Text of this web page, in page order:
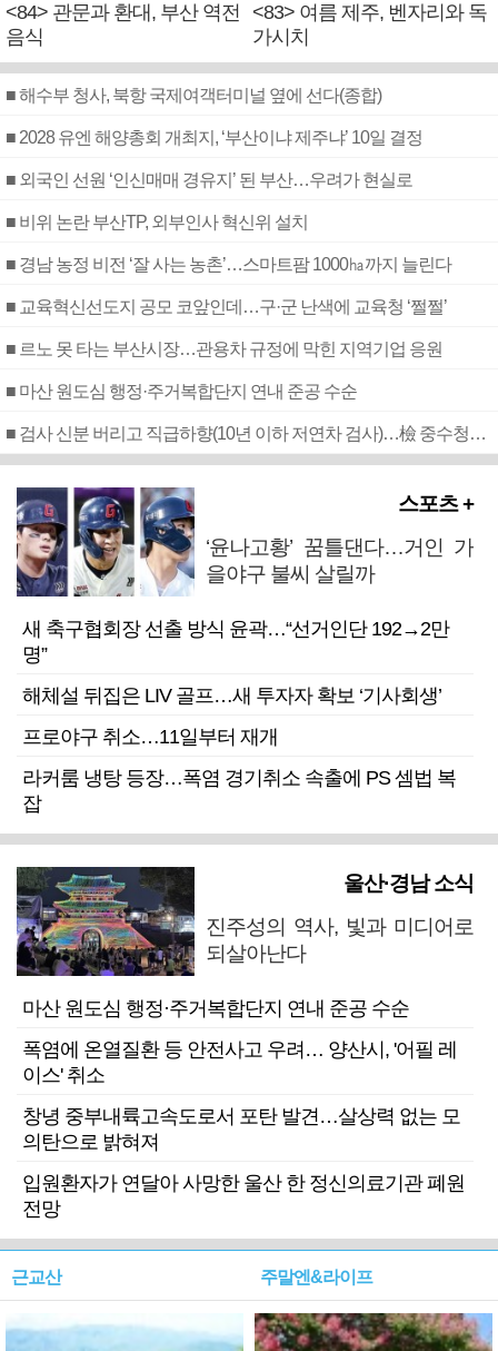
<84> 관문과 환대, 부산 역전
음식
<83> 여름 제주, 벤자리와 독
가시치
■ 해수부 청사, 북항 국제여객터미널 옆에 선다(종합)
■ 2028 유엔 해양총회 개최지, ‘부산이냐 제주냐’ 10일 결정
■ 외국인 선원 ‘인신매매 경유지’ 된 부산…우려가 현실로
■ 비위 논란 부산TP, 외부인사 혁신위 설치
■ 경남 농정 비전 ‘잘 사는 농촌’…스마트팜 1000㏊까지 늘린다
■ 교육혁신선도지 공모 코앞인데…구·군 난색에 교육청 ‘쩔쩔’
■ 르노 못 타는 부산시장…관용차 규정에 막힌 지역기업 응원
■ 마산 원도심 행정·주거복합단지 연내 준공 수순
■ 검사 신분 버리고 직급하향(10년 이하 저연차 검사)…檢 중수청행 기피
스포츠 +
‘윤나고황’ 꿈틀댄다…거인 가
을야구 불씨 살릴까
새 축구협회장 선출 방식 윤곽…“선거인단 192→2만
명”
해체설 뒤집은 LIV 골프…새 투자자 확보 ‘기사회생’
프로야구 취소…11일부터 재개
라커룸 냉탕 등장…폭염 경기취소 속출에 PS 셈법 복
잡
울산·경남 소식
진주성의 역사, 빛과 미디어로
되살아난다
마산 원도심 행정·주거복합단지 연내 준공 수순
폭염에 온열질환 등 안전사고 우려… 양산시, '어필 레
이스' 취소
창녕 중부내륙고속도로서 포탄 발견…살상력 없는 모
의탄으로 밝혀져
입원환자가 연달아 사망한 울산 한 정신의료기관 폐원
전망
근교산 주말엔&라이프